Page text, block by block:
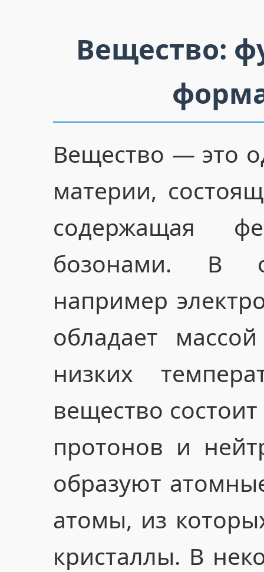
Вещество:
Вещество — это
материи,
содержащая
бозонами. В
например
обладает
низких
вещество
протонов и
образуют
атомы, из
кристаллы. В